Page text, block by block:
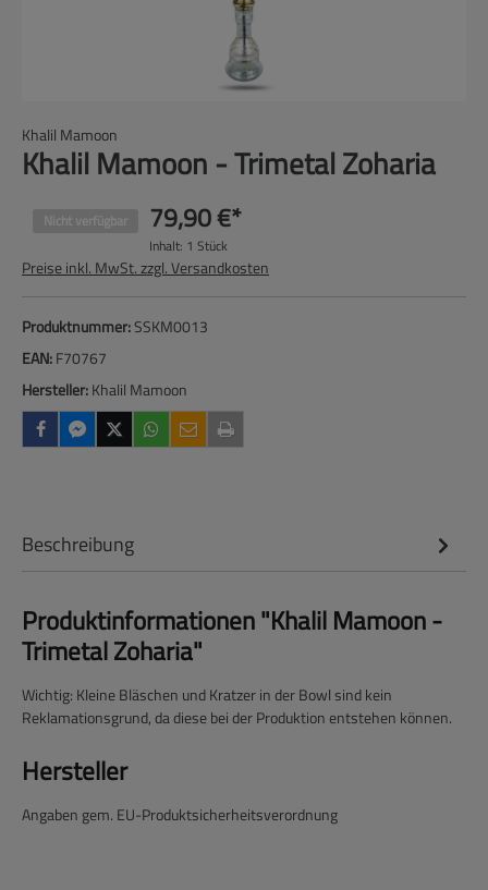
Khalil Mamoon
Khalil Mamoon - Trimetal Zoharia
Nicht verfügbar 79,90 €*
Inhalt: 1 Stück
Preise inkl. MwSt. zzgl. Versandkosten
Produktnummer:SSKM0013
EAN:F70767
Hersteller:Khalil Mamoon
Beschreibung
Produktinformationen "Khalil Mamoon -
Trimetal Zoharia"
Wichtig: Kleine Bläschen und Kratzer in der Bowl sind kein
Reklamationsgrund, da diese bei der Produktion entstehen können.
Hersteller
Angaben gem. EU-Produktsicherheitsverordnung